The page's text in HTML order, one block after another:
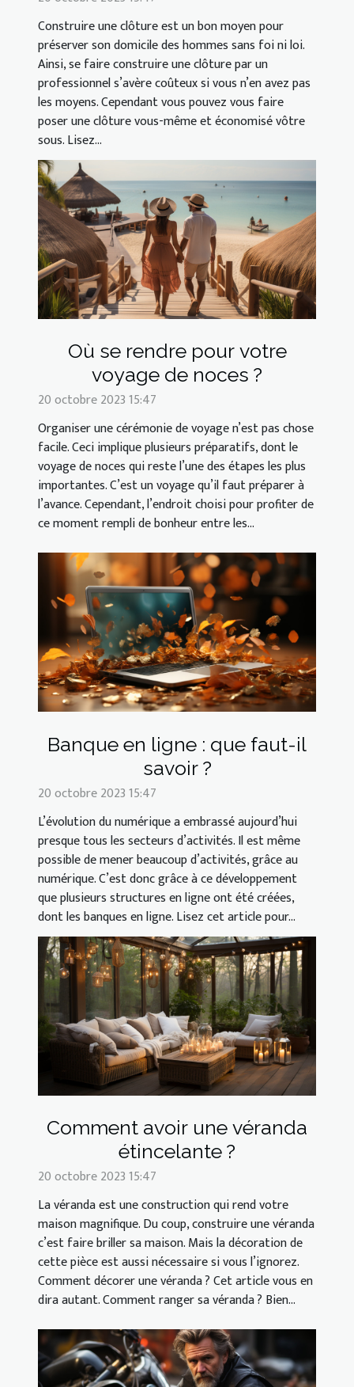
Construire une clôture est un bon moyen pour
préserver son domicile des hommes sans foi ni loi.
Ainsi, se faire construire une clôture par un
professionnel s’avère coûteux si vous n’en avez pas
les moyens. Cependant vous pouvez vous faire
poser une clôture vous-même et économisé vôtre
sous. Lisez...
Où se rendre pour votre
voyage de noces ?
20 octobre 2023 15:47
Organiser une cérémonie de voyage n’est pas chose
facile. Ceci implique plusieurs préparatifs, dont le
voyage de noces qui reste l’une des étapes les plus
importantes. C’est un voyage qu’il faut préparer à
l’avance. Cependant, l’endroit choisi pour profiter de
ce moment rempli de bonheur entre les...
Banque en ligne : que faut-il
savoir ?
20 octobre 2023 15:47
L’évolution du numérique a embrassé aujourd’hui
presque tous les secteurs d’activités. Il est même
possible de mener beaucoup d’activités, grâce au
numérique. C’est donc grâce à ce développement
que plusieurs structures en ligne ont été créées,
dont les banques en ligne. Lisez cet article pour...
Comment avoir une véranda
étincelante ?
20 octobre 2023 15:47
La véranda est une construction qui rend votre
maison magnifique. Du coup, construire une véranda
c’est faire briller sa maison. Mais la décoration de
cette pièce est aussi nécessaire si vous l’ignorez.
Comment décorer une véranda ? Cet article vous en
dira autant. Comment ranger sa véranda ? Bien...